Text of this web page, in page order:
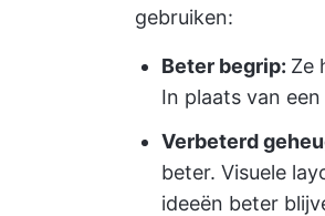
gebruiken:
Beter begrip: Ze
In plaats van
Verbeterd
beter. Visuele
ideeën beter